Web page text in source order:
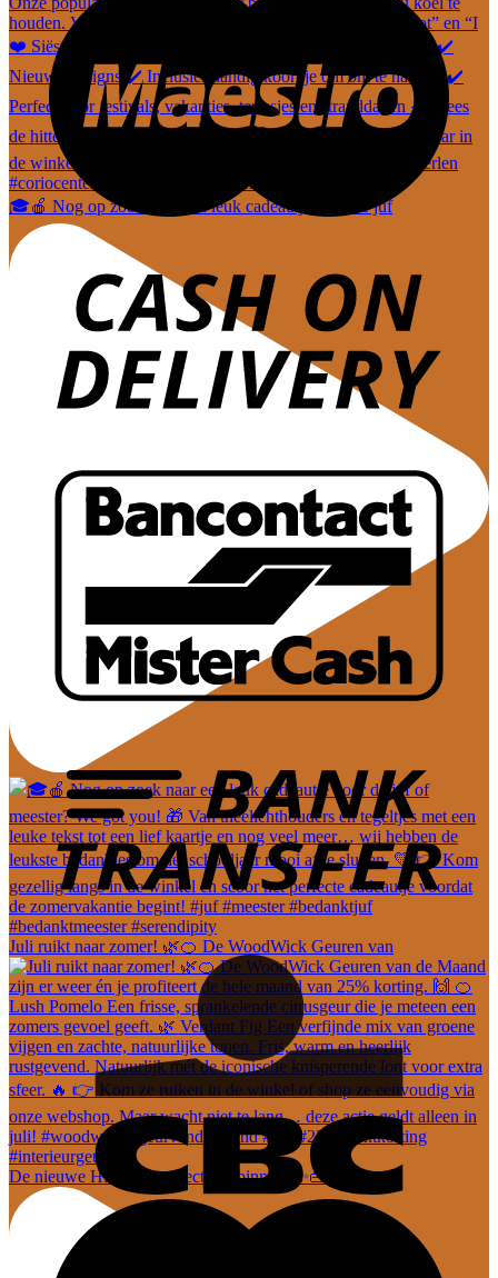
🎓🍎 Nog op zoek naar een leuk cadeautje voor de juf
Juli ruikt naar zomer! 🌿🍊 De WoodWick Geuren van
De nieuwe Hi-Di-Hi collectie is binnen! ✨👜 En dez